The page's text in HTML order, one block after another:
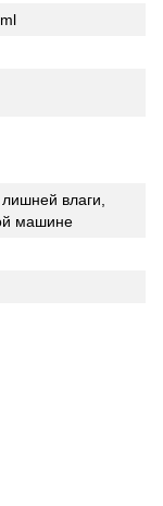
лишней влаги,
машине